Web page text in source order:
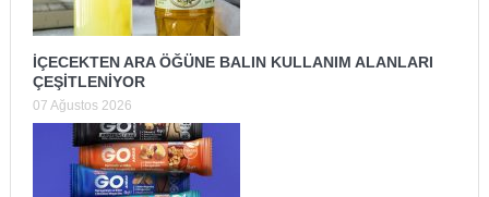
İÇECEKTEN ARA ÖĞÜNE BALIN KULLANIM ALANLARI
ÇEŞİTLENİYOR
07 Ağustos 2026